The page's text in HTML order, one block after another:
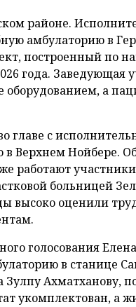
районе.
амбулаторию в
построенный по
года. Заведующая
оборудованием, а
главе с
Верхнем Нойбере.
работают
больницей
высоко оценили
голосования
в станице
Ахматханову,
укомплектован, а